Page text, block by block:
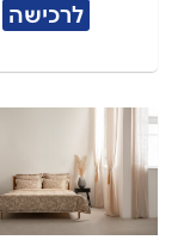
לרכישה